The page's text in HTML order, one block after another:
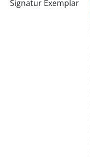
Signatur Exemplar